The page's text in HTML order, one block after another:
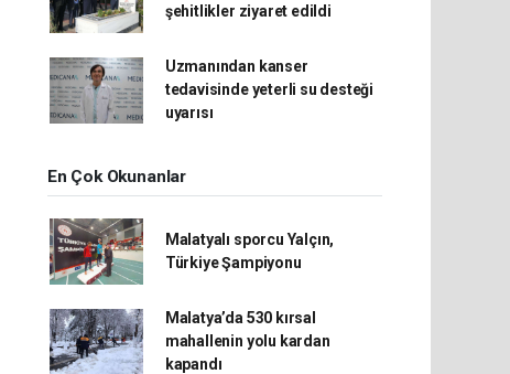
şehitlikler ziyaret edildi
Uzmanından kanser
tedavisinde yeterli su desteği
uyarısı
En Çok Okunanlar
Malatyalı sporcu Yalçın,
Türkiye Şampiyonu
Malatya’da 530 kırsal
mahallenin yolu kardan
kapandı